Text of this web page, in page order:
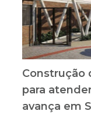
Construção
para
avança em